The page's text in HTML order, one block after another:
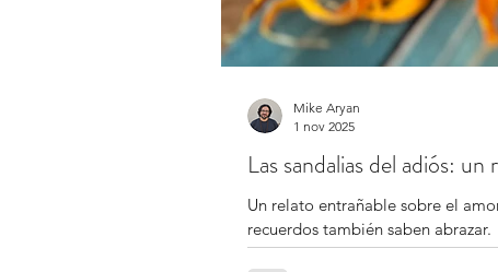
Las sandalias del adiós:
Un relato entrañable sobre el
recuerdos también saben abrazar.
Mike Aryan
1 nov 2025